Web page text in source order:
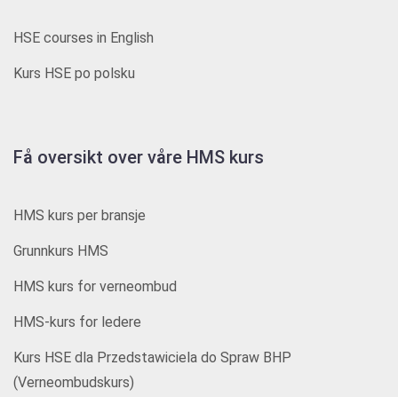
HSE courses in English
Kurs HSE po polsku
Få oversikt over våre HMS kurs
HMS kurs per bransje
Grunnkurs HMS
HMS kurs for verneombud
HMS-kurs for ledere
Kurs HSE dla Przedstawiciela do Spraw BHP
(Verneombudskurs)